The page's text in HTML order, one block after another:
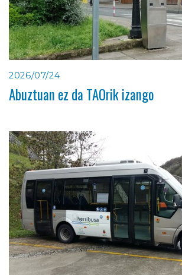
2026/07/24
Abuztuan ez da TAOrik izango